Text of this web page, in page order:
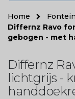
Home
Differnz Ravo
gebogen - met
Differnz
lichtgrijs -